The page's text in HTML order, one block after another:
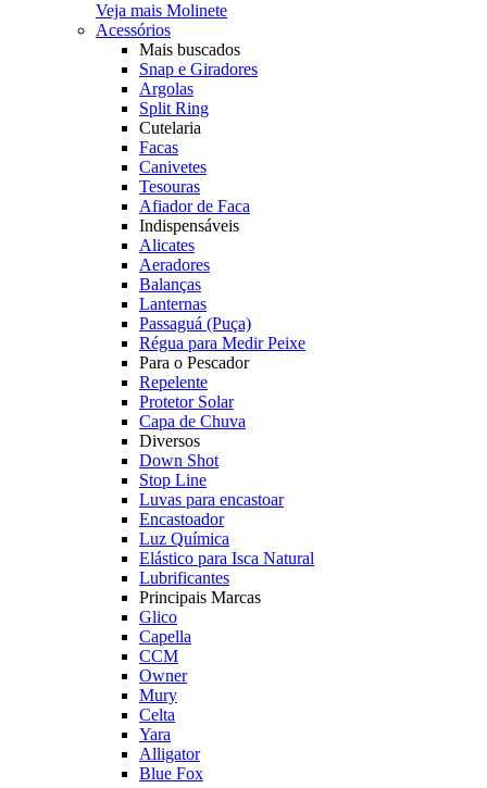
Veja mais Molinete
Acessórios
Mais buscados
Snap e Giradores
Argolas
Split Ring
Cutelaria
Facas
Canivetes
Tesouras
Afiador de Faca
Indispensáveis
Alicates
Aeradores
Balanças
Lanternas
Passaguá (Puça)
Régua para Medir Peixe
Para o Pescador
Repelente
Protetor Solar
Capa de Chuva
Diversos
Down Shot
Stop Line
Luvas para encastoar
Encastoador
Luz Química
Elástico para Isca Natural
Lubrificantes
Principais Marcas
Glico
Capella
CCM
Owner
Mury
Celta
Yara
Alligator
Blue Fox